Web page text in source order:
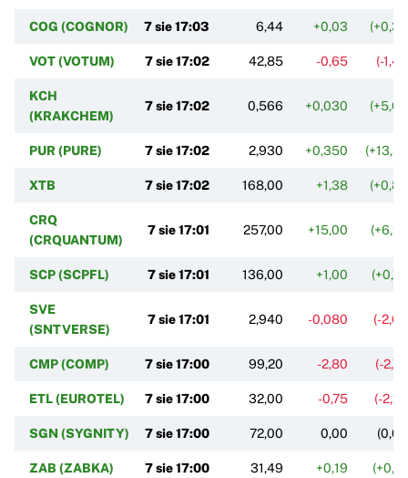
COG (COGNOR) 7 sie 17:03 6,44 +0,03
VOT (VOTUM) 7 sie 17:02 42,85 -0,65 (-
KCH
(KRAKCHEM)
7 sie 17:02 0,566 +0,030
PUR (PURE) 7 sie 17:02 2,930 +0,350
XTB 7 sie 17:02 168,00 +1,38
CRQ
(CRQUANTUM)
7 sie 17:01 257,00 +15,00
SCP (SCPFL) 7 sie 17:01 136,00 +1,00
SVE
(SNTVERSE)
7 sie 17:01 2,940 -0,080 (-
CMP (COMP) 7 sie 17:00 99,20 -2,80 (-
ETL (EUROTEL) 7 sie 17:00 32,00 -0,75 (-
SGN (SYGNITY) 7 sie 17:00 72,00 0,00
ZAB (ZABKA) 7 sie 17:00 31,49 +0,19